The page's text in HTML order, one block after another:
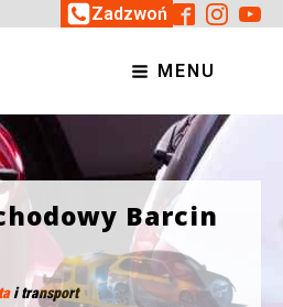
Zadzwoń
MENU
Barcin
i transport